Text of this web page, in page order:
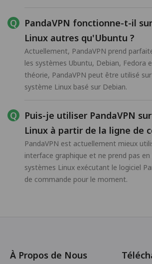
PandaVPN fonctionne-t-il
Linux autres qu'Ubuntu ?
Actuellement, PandaVPN prend
les systèmes Ubuntu, Debian, Fedora
théorie, PandaVPN peut être utilisé
système Linux basé sur Debian.
Puis-je utiliser PandaVPN
Linux à partir de la ligne de
PandaVPN est actuellement mieux
interface graphique et ne prend pas en
systèmes Linux exécutant le logiciel
de commande pour le moment.
À Propos de Nous